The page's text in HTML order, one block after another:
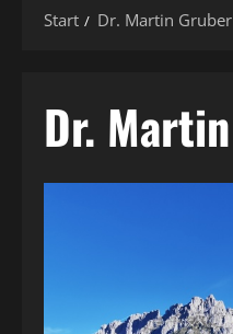
Start Dr. Martin Gruber
Dr.